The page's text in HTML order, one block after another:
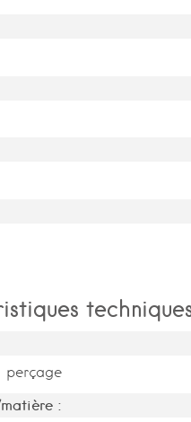
perçage
: